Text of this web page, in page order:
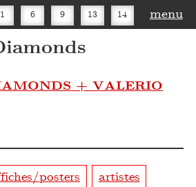
1 6 9 13 14 menu
+ VALERIO
posters
artistes